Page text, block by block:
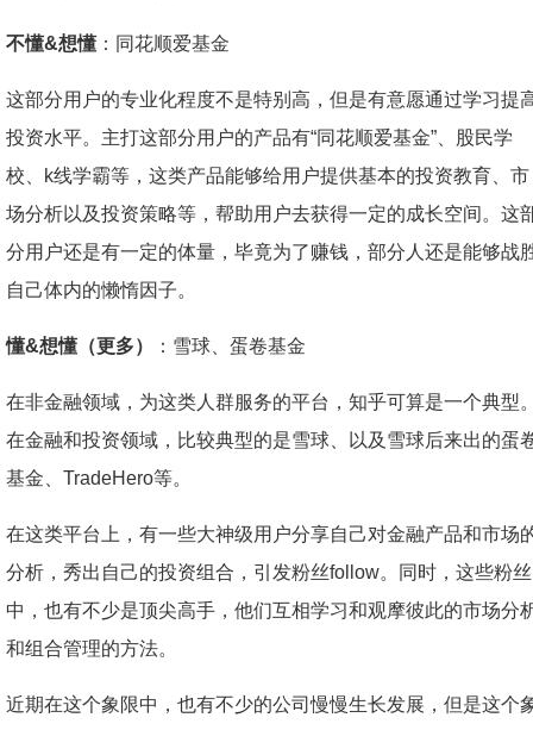
不懂&想懂 ：同花顺爱基金
这部分用户的专业化程度不是特别高，但是有意愿通过学习提
投资水平。主打这部分用户的产品有“同花顺爱基金”、股民学
校、k线学霸等，这类产品能够给用户提供基本的投资教育、市
场分析以及投资策略等，帮助用户去获得一定的成长空间。这
分用户还是有一定的体量，毕竟为了赚钱，部分人还是能够战
自己体内的懒惰因子。
懂&想懂（更多） ：雪球、蛋卷基金
在非金融领域，为这类人群服务的平台，知乎可算是一个典型
在金融和投资领域，比较典型的是雪球、以及雪球后来出的蛋
基金、TradeHero等。
在这类平台上，有一些大神级用户分享自己对金融产品和市场
分析，秀出自己的投资组合，引发粉丝follow。同时，这些粉丝
中，也有不少是顶尖高手，他们互相学习和观摩彼此的市场分
和组合管理的方法。
近期在这个象限中，也有不少的公司慢慢生长发展，但是这个